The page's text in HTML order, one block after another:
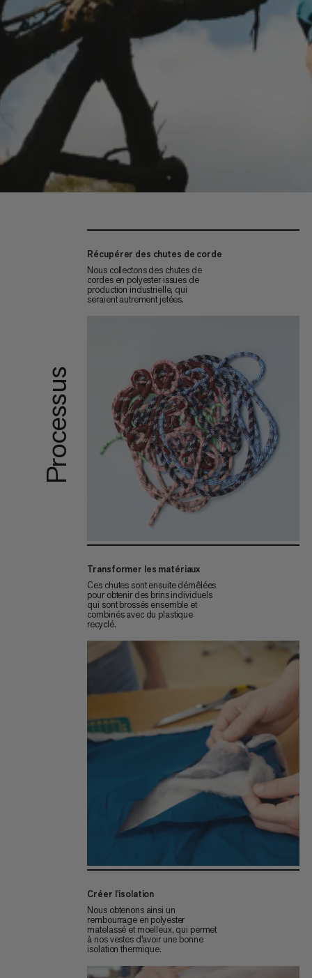
Processus
Récupérer des chutes de corde
Nous collectons des chutes de
cordes en polyester issues de
production industrielle, qui
seraient autrement jetées.
Transformer les matériaux
Ces chutes sont ensuite démêlées
pour obtenir des brins individuels
qui sont brossés ensemble et
combinés avec du plastique
recyclé.
Créer l'isolation
Nous obtenons ainsi un
rembourrage en polyester
matelassé et moelleux, qui permet
à nos vestes d'avoir une bonne
isolation thermique.